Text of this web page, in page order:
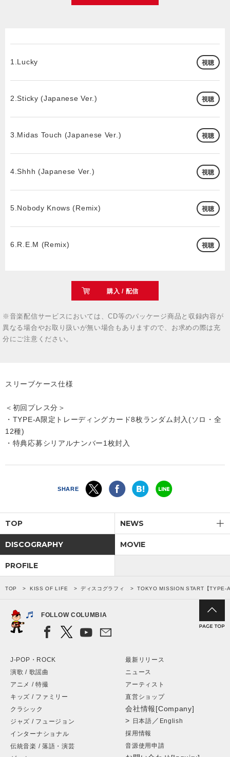
1.Lucky 視聴
2.Sticky (Japanese Ver.) 視聴
3.Midas Touch (Japanese Ver.) 視聴
4.Shhh (Japanese Ver.) 視聴
5.Nobody Knows (Remix) 視聴
6.R.E.M (Remix) 視聴
購入 / 配信
※音楽配信サービスにおいては、CD等のパッケージ商品と収録内容が
異なる場合やお取り扱いが無い場合もありますので、お求めの際は充
分にご注意ください。
スリーブケース仕様
＜初回プレス分＞
・TYPE-A限定トレーディングカード8枚ランダム封入(ソロ・全
12種)
・特典応募シリアルナンバー1枚封⼊
SHARE
TOP NEWS
DISCOGRAPHY MOVIE
PROFILE
TOP KISS OF LIFE ディスコグラフィ TOKYO MISSION START【TYPE-
FOLLOW COLUMBIA
J-POP・ROCK
演歌 / 歌謡曲
アニメ / 特撮
キッズ / ファミリー
クラシック
ジャズ / フュージョン
インターナショナル
伝統音楽 / 落語・演芸
最新リリース
ニュース
アーティスト
直営ショップ
会社情報[Company]
> 日本語 ／ English
採用情報
音源使用申請